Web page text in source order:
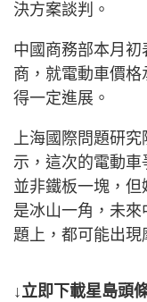
決方案談判。
中國商務部本月
商，就電動車價
得一定進展。
上海國際問題研
示，這次的電動
並非鐵板一塊，
是冰山一角，未
題上，都可能出現
↓立即下載星島頭